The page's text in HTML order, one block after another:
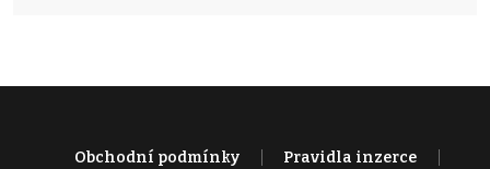
Obchodní podmínky
Pravidla inzerce